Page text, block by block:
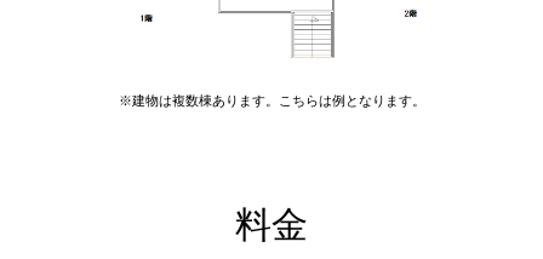
※建物は複数棟あります。こちらは例となります。
料金